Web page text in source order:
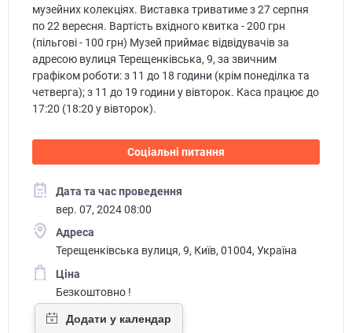
музейних колекціях. Виставка триватиме з 27 серпня
по 22 вересня. Вартість вхідного квитка - 200 грн
(пільгові - 100 грн) Музей приймає відвідувачів за
адресою вулиця Терещенківська, 9, за звичним
графіком роботи: з 11 до 18 години (крім понеділка та
четверга); з 11 до 19 години у вівторок. Каса працює до
17:20 (18:20 у вівторок).
Соціальні питання
Дата та час проведення
вер. 07, 2024 08:00
Адреса
Терещенківська вулиця, 9, Київ, 01004, Україна
Ціна
Безкоштовно !